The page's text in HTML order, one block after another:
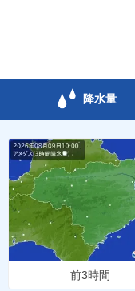
降水量
前3時間